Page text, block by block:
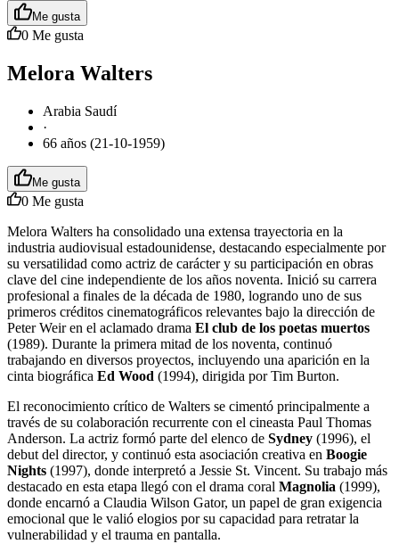
Me gusta
0 Me gusta
Melora Walters
Arabia Saudí
·
66 años (21-10-1959)
Me gusta
0 Me gusta
Melora Walters ha consolidado una extensa trayectoria en la
industria audiovisual estadounidense, destacando especialmente por
su versatilidad como actriz de carácter y su participación en obras
clave del cine independiente de los años noventa. Inició su carrera
profesional a finales de la década de 1980, logrando uno de sus
primeros créditos cinematográficos relevantes bajo la dirección de
Peter Weir en el aclamado drama El club de los poetas muertos
(1989). Durante la primera mitad de los noventa, continuó
trabajando en diversos proyectos, incluyendo una aparición en la
cinta biográfica Ed Wood (1994), dirigida por Tim Burton.
El reconocimiento crítico de Walters se cimentó principalmente a
través de su colaboración recurrente con el cineasta Paul Thomas
Anderson. La actriz formó parte del elenco de Sydney (1996), el
debut del director, y continuó esta asociación creativa en Boogie
Nights (1997), donde interpretó a Jessie St. Vincent. Su trabajo más
destacado en esta etapa llegó con el drama coral Magnolia (1999),
donde encarnó a Claudia Wilson Gator, un papel de gran exigencia
emocional que le valió elogios por su capacidad para retratar la
vulnerabilidad y el trauma en pantalla.